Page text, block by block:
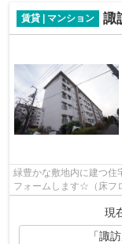
賃貸 | マンション 諏
緑豊かな敷地内に建つ
フォームします☆（床フ
現
「諏